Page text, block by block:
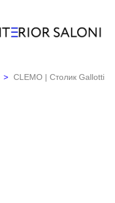
CLEMO | Столик Gallotti